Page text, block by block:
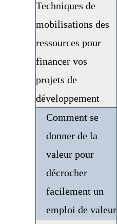
Techniques de
mobilisations des
ressources pour
financer vos
projets de
développement
Comment se
donner de la
valeur pour
décrocher
facilement un
emploi de valeur